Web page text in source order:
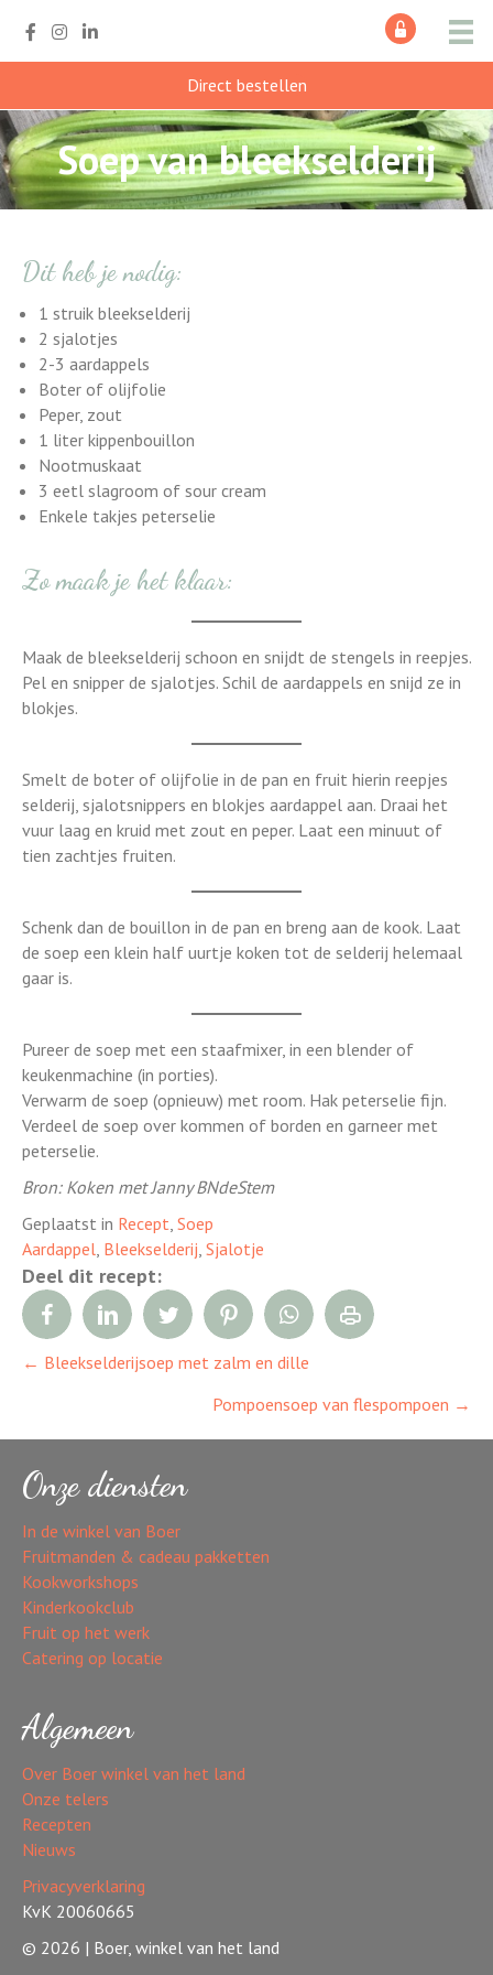
Direct bestellen
Soep van bleekselderij
Dit heb je nodig:
1 struik bleekselderij
2 sjalotjes
2-3 aardappels
Boter of olijfolie
Peper, zout
1 liter kippenbouillon
Nootmuskaat
3 eetl slagroom of sour cream
Enkele takjes peterselie
Zo maak je het klaar:
Maak de bleekselderij schoon en snijdt de stengels in reepjes.
Pel en snipper de sjalotjes. Schil de aardappels en snijd ze in
blokjes.
Smelt de boter of olijfolie in de pan en fruit hierin reepjes
selderij, sjalotsnippers en blokjes aardappel aan. Draai het
vuur laag en kruid met zout en peper. Laat een minuut of
tien zachtjes fruiten.
Schenk dan de bouillon in de pan en breng aan de kook. Laat
de soep een klein half uurtje koken tot de selderij helemaal
gaar is.
Pureer de soep met een staafmixer, in een blender of
keukenmachine (in porties).
Verwarm de soep (opnieuw) met room. Hak peterselie fijn.
Verdeel de soep over kommen of borden en garneer met
peterselie.
Bron: Koken met Janny BNdeStem
Geplaatst in Recept, Soep
Aardappel, Bleekselderij, Sjalotje
Deel dit recept:
Posts
← Bleekselderijsoep met zalm en dille
Pompoensoep van flespompoen →
Onze diensten
In de winkel van Boer
Fruitmanden & cadeau pakketten
Kookworkshops
Kinderkookclub
Fruit op het werk
Catering op locatie
Algemeen
Over Boer winkel van het land
Onze telers
Recepten
Nieuws
Privacyverklaring
KvK 20060665
© 2026 | Boer, winkel van het land